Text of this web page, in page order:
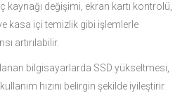
kaynağı değişimi, ekran kartı kontrolü,
kasa içi temizlik gibi işlemlerle
artırılabilir.
bilgisayarlarda SSD yükseltmesi,
hızını belirgin şekilde iyileştirir.